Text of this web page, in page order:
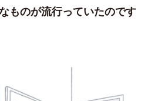
ものが流行っていたのです